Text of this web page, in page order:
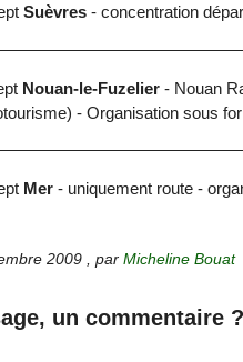
Suèvres - concentration
Nouan-le-Fuzelier - Nouan
- Organisation sous
Mer - uniquement route -
2009 ,parMicheline Bouat
un commentaire ?